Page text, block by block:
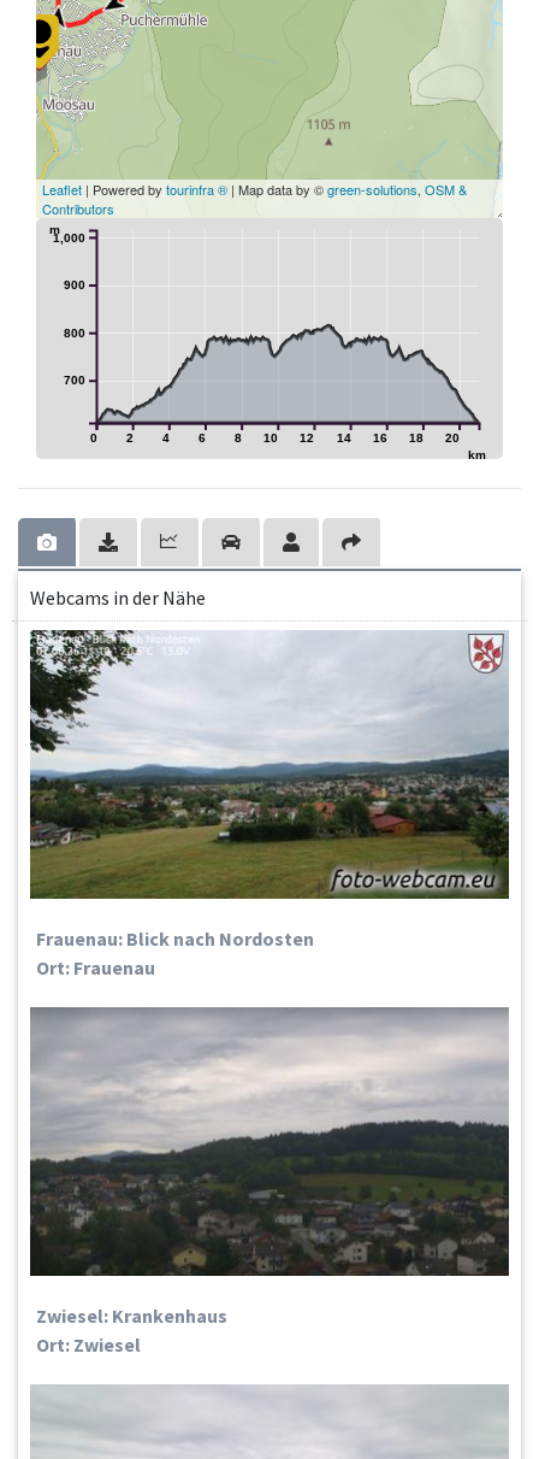
Leaflet | Powered by tourinfra ® | Map data by ©green-solutions,OSM &
Contributors
0 2 4 6 8 10 12 14 16 18 20
km
700
800
900
1,000
m
Webcams in der Nähe
Frauenau: Blick nach Nordosten
Ort: Frauenau
Zwiesel: Krankenhaus
Ort: Zwiesel